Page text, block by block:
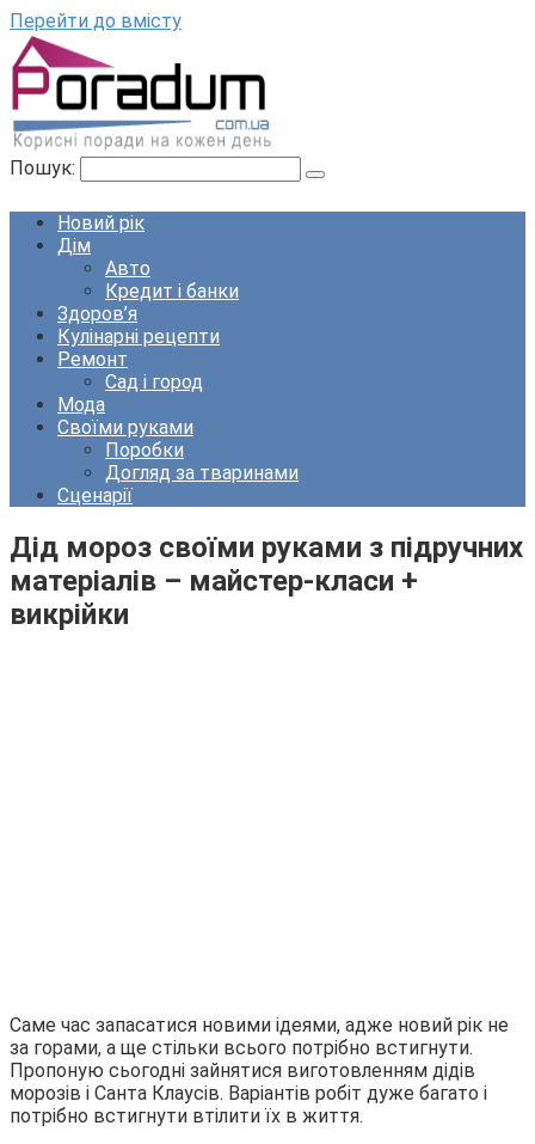
Перейти до вмісту
Пошук:
Новий рік
Дім
Авто
Кредит і банки
Здоров’я
Кулінарні рецепти
Ремонт
Сад і город
Мода
Своїми руками
Поробки
Догляд за тваринами
Сценарії
Дід мороз своїми руками з підручних
матеріалів – майстер-класи +
викрійки
Саме час запасатися новими ідеями, адже новий рік не
за горами, а ще стільки всього потрібно встигнути.
Пропоную сьогодні зайнятися виготовленням дідів
морозів і Санта Клаусів. Варіантів робіт дуже багато і
потрібно встигнути втілити їх в життя.